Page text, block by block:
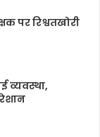
पर रिश्वतखोरी
व्यवस्था,